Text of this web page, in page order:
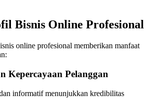
Bisnis Online Profesional
online profesional memberikan manfaat
Kepercayaan Pelanggan
informatif menunjukkan kredibilitas